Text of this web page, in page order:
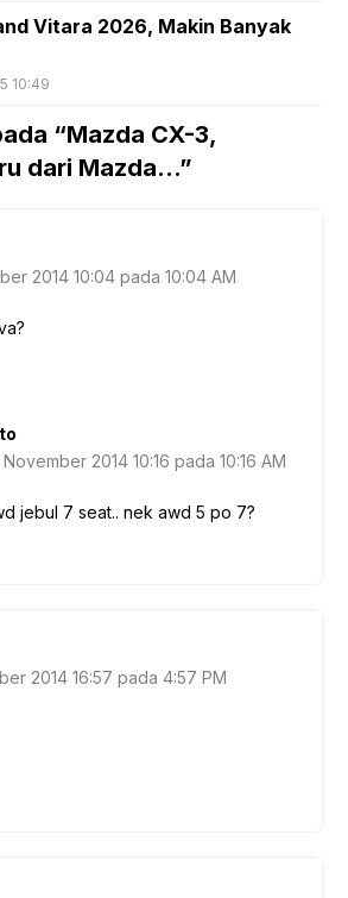
Vitara 2026, Makin Banyak
10:49
“Mazda CX-3,
dari Mazda…”
2014 10:04 pada 10:04 AM
2014 10:16 pada 10:16 AM
jebul 7 seat.. nek awd 5 po 7?
2014 16:57 pada 4:57 PM